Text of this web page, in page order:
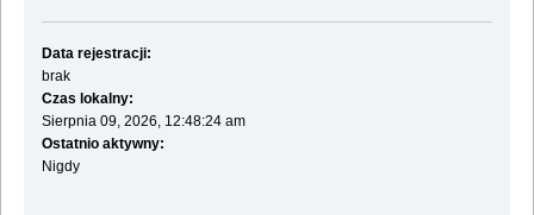
Data rejestracji:
brak
Czas lokalny:
Sierpnia 09, 2026, 12:48:24 am
Ostatnio aktywny:
Nigdy